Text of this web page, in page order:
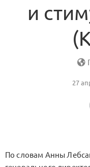
и
27
По словам Анны